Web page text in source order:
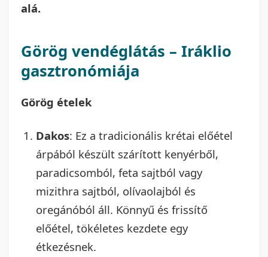
alá.
Görög vendéglátás – Iráklio
gasztronómiája
Görög ételek
Dakos: Ez a tradicionális krétai előétel
árpából készült szárított kenyérből,
paradicsomból, feta sajtból vagy
mizithra sajtból, olívaolajból és
oregánóból áll. Könnyű és frissítő
előétel, tökéletes kezdete egy
étkezésnek.